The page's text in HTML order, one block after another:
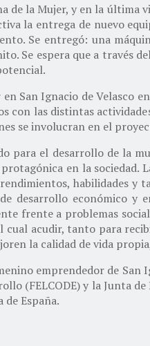
de la Mujer, y en la última
la entrega de nuevo
Se entregó: una
Se espera que a través
San Ignacio de Velasco
con las distintas
se involucran en el
para el desarrollo de la
en la sociedad.
habilidades
desarrollo económico y
frente a problemas
cual acudir, tanto para
la calidad de vida
emprendedor de San
(FELCODE) y la Junta
de España.